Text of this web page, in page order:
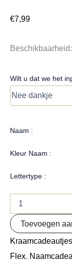
€7,99
Beschikbaarheid:
Wilt u dat we het
Naam :
Kleur Naam :
Lettertype :
Toevoegen
Kraamcadeautjes
Flex,